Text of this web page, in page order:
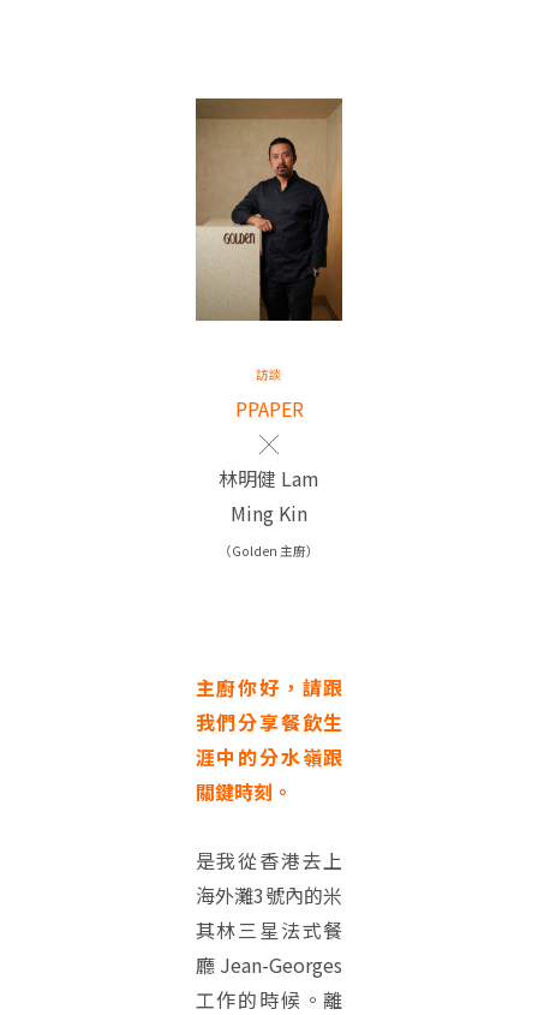
訪談
PPAPER
╳
林明健 Lam
Ming Kin
（Golden 主廚）
主廚你好，請跟
我們分享餐飲生
涯中的分水嶺跟
關鍵時刻。
是我從香港去上
海外灘3號內的米
其林三星法式餐
廳 Jean-Georges
工作的時候。離